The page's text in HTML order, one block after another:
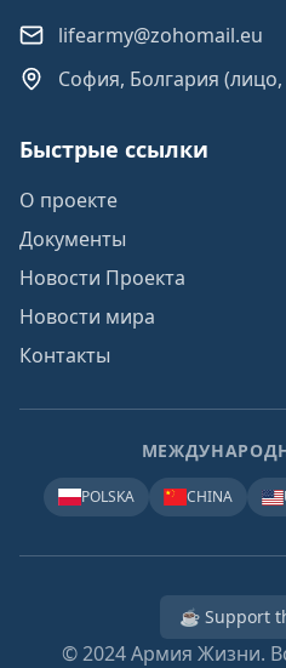
lifearmy@zohomail.eu
София, Болгария
Быстрые ссылки
О проекте
Документы
Новости Проекта
Новости мира
Контакты
POLSKA CHINA
☕ Support
© 2024Армия Жизни.